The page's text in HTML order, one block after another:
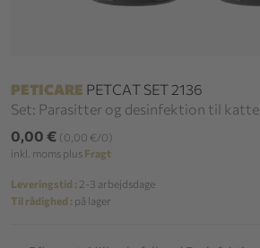
PETICARE PETCAT SET 2136
Set: Parasitter og desinfektion til katte
0,00 € (0,00 €/0)
inkl. moms plus Fragt
Leveringstid : 2-3 arbejdsdage
Til rådighed : på lager